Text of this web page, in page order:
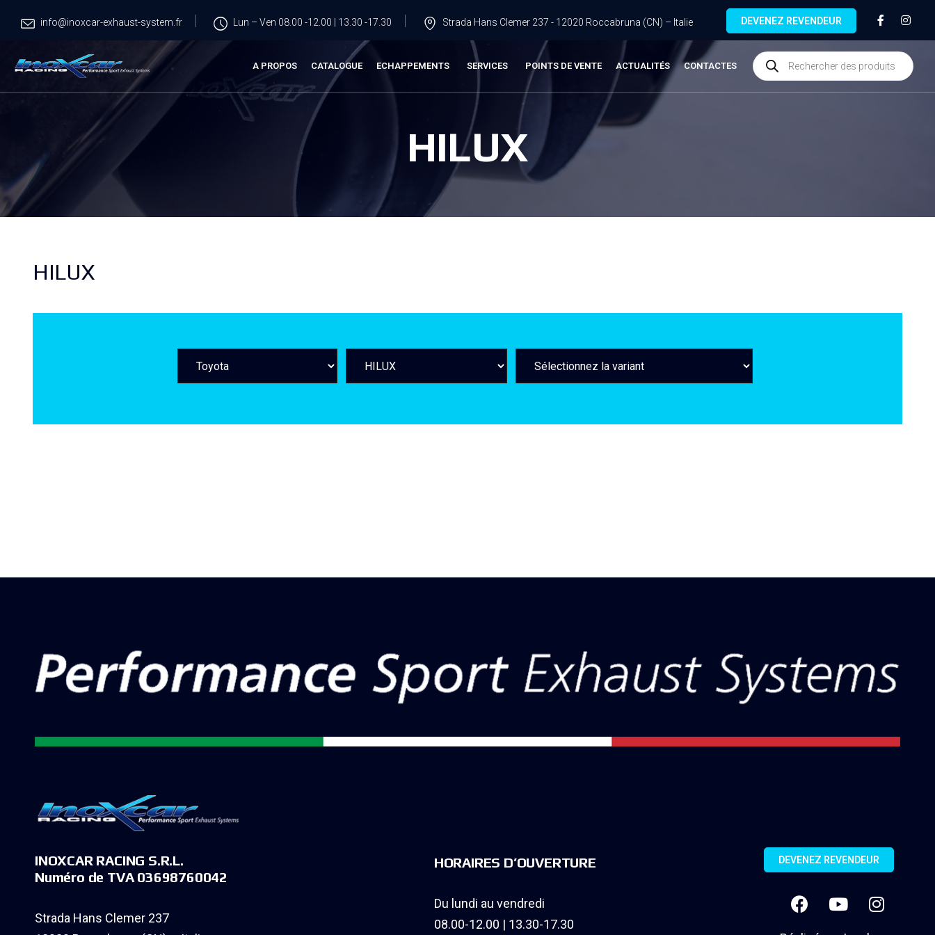
info@inoxcar-exhaust-system.fr Lun – Ven 08.00 -12.00 | 13.30 -17.30 Strada Hans Clemer 237 - 12020 Roccabruna (CN) – Italie DEVENEZ REVENDEUR
A PROPOS CATALOGUE ECHAPPEMENTS SERVICES POINTS DE VENTE ACTUALITÉS CONTACTES
HILUX
HILUX
INOXCAR RACING S.R.L.
Numéro de TVA 03698760042
Strada Hans Clemer 237
HORAIRES D’OUVERTURE
Du lundi au vendredi
08.00-12.00 | 13.30-17.30
DEVENEZ REVENDEUR